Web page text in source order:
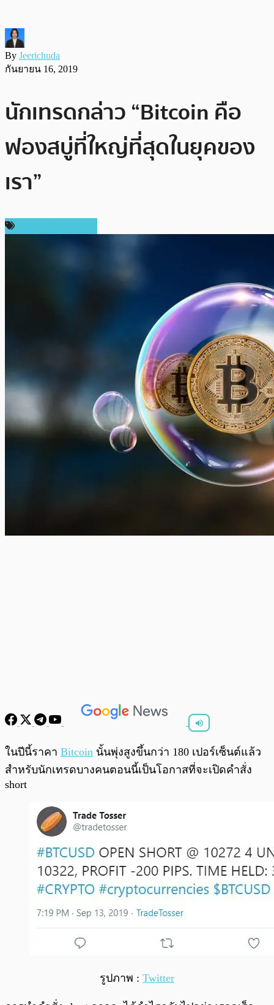
By Jeerichuda
กันยายน 16, 2019
นักเทรดกล่าว “Bitcoin คือ
ฟองสบู่ที่ใหญ่ที่สุดในยุคของ
เรา”
0:00 / 0:00
ในปีนี้ราคา Bitcoin นั้นพุ่งสูงขึ้นกว่า 180 เปอร์เซ็นต์แล้ว
สำหรับนักเทรดบางคนตอนนี้เป็นโอกาสที่จะเปิดคำสั่ง
short
รูปภาพ : Twitter